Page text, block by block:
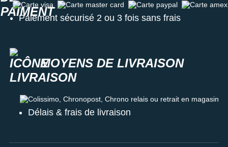
Carte visa Carte master card Carte paypal Carte amex
Paiement sécurisé 2 ou 3 fois sans frais
MOYENS DE LIVRAISON
Colissimo, Chronopost, Chrono relais ou retrait en magasin
Délais & frais de livraison